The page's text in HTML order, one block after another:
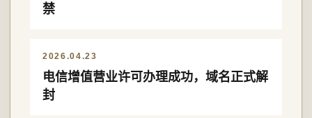
禁
2026.04.23
电信增值营业许可办理成功，域名正式解
封